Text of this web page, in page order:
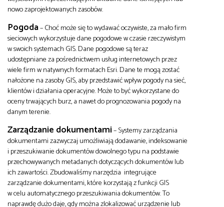
nowo zaprojektowanych zasobów.
Pogoda– Choć może się to wydawać oczywiste, za mało firm
sieciowych wykorzystuje dane pogodowe w czasie rzeczywistym
w swoich systemach GIS. Dane pogodowe są teraz
udostępniane za pośrednictwem usług internetowych przez
wiele firm w natywnych formatach Esri. Dane te mogą zostać
nałożone na zasoby GIS, aby przedstawić wpływ pogody na sieć,
klientów i działania operacyjne. Może to być wykorzystane do
oceny trwających burz, a nawet do prognozowania pogody na
danym terenie.
Zarządzanie dokumentami– Systemy zarządzania
dokumentami zazwyczaj umożliwiają dodawanie, indeksowanie
i przeszukiwanie dokumentów dowolnego typu na podstawie
przechowywanych metadanych dotyczących dokumentów lub
ich zawartości. Zbudowaliśmy narzędzia integrujące
zarządzanie dokumentami, które korzystają z funkcji GIS
w celu automatycznego przeszukiwania dokumentów. To
naprawdę dużo daje, gdy można zlokalizować urządzenie lub